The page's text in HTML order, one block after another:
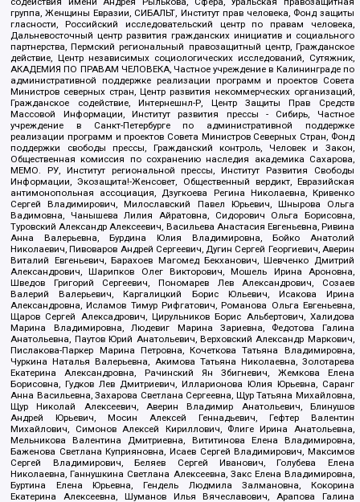
группа, Женщины Евразии, СИБАЛЬТ, Институт прав человека, Фонд защиты
гласности, Российский исследовательский центр по правам человека,
Дальневосточный центр развития гражданских инициатив и социального
партнерства, Пермский региональный правозащитный центр, Гражданское
действие, Центр независимых социологических исследований, Сутяжник,
АКАДЕМИЯ ПО ПРАВАМ ЧЕЛОВЕКА, Частное учреждение в Калининграде по
административной поддержке реализации программ и проектов Совета
Министров северных стран, Центр развития некоммерческих организаций,
Гражданское содействие, Интернешнл-Р, Центр Защиты Прав Средств
Массовой Информации, Институт развития прессы - Сибирь, Частное
учреждение в Санкт-Петербурге по административной поддержке
реализации программ и проектов Совета Министров Северных Стран, Фонд
поддержки свободы прессы, Гражданский контроль, Человек и Закон,
Общественная комиссия по сохранению наследия академика Сахарова,
МЕМО. РУ, Институт региональной прессы, Институт Развития Свободы
Информации, Экозащита!-Женсовет, Общественный вердикт, Евразийская
антимонопольная ассоциация, Дзугкоева Регина Николаевна, Кривенко
Сергей Владимирович, Милославский Павел Юрьевич, Шнырова Ольга
Вадимовна, Чанышева Лилия Айратовна, Сидорович Ольга Борисовна,
Туровский Александр Алексеевич, Васильева Анастасия Евгеньевна, Ривина
Анна Валерьевна, Бурдина Юлия Владимировна, Бойко Анатолий
Николаевич, Пивоваров Андрей Сергеевич, Дугин Сергей Георгиевич, Аверин
Виталий Евгеньевич, Барахоев Магомед Бекханович, Шевченко Дмитрий
Александрович, Шарипков Олег Викторович, Мошель Ирина Ароновна,
Шведов Григорий Сергеевич, Пономарев Лев Александрович, Созаев
Валерий Валерьевич, Каргалицкий Борис Юльевич, Исакова Ирина
Александровна, Исламов Тимур Рифгатович, Романова Ольга Евгеньевна,
Щаров Сергей Алексадрович, Цирульников Борис Альбертович, Халидова
Марина Владимировна, Людевиг Марина Зариевна, Федотова Галина
Анатольевна, Паутов Юрий Анатольевич, Верховский Александр Маркович,
Пислакова-Паркер Марина Петровна, Кочеткова Татьяна Владимировна,
Чуркина Наталья Валерьевна, Акимова Татьяна Николаевна, Золотарева
Екатерина Александровна, Рачинский Ян Збигневич, Жемкова Елена
Борисовна, Гудков Лев Дмитриевич, Илларионова Юлия Юрьевна, Саранг
Анна Васильевна, Захарова Светлана Сергеевна, Щур Татьяна Михайловна,
Щур Николай Алексеевич, Аверин Владимир Анатольевич, Блинушов
Андрей Юрьевич, Мосин Алексей Геннадьевич, Гефтер Валентин
Михайлович, Симонов Алексей Кириллович, Флиге Ирина Анатольевна,
Мельникова Валентина Дмитриевна, Вититинова Елена Владимировна,
Баженова Светлана Куприяновна, Исаев Сергей Владимирович, Максимов
Сергей Владимирович, Беляев Сергей Иванович, Голубева Елена
Николаевна, Ганнушкина Светлана Алексеевна, Закс Елена Владимировна,
Буртина Елена Юрьевна, Гендель Людмила Залмановна, Кокорина
Екатерина Алексеевна, Шуманов Илья Вячеславович, Арапова Галина